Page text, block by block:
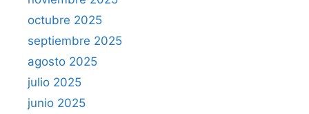
octubre 2025
septiembre 2025
agosto 2025
julio 2025
junio 2025